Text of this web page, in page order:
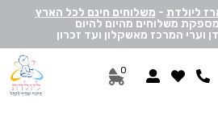
- משלוחים חינם לכל הארץ
משלוחים מהיום להיום
וערי המרכז מאשקלון ועד זכרון
0